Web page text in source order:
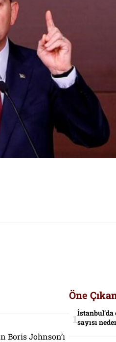
Boris Johnson’ı
Öne
sayısı